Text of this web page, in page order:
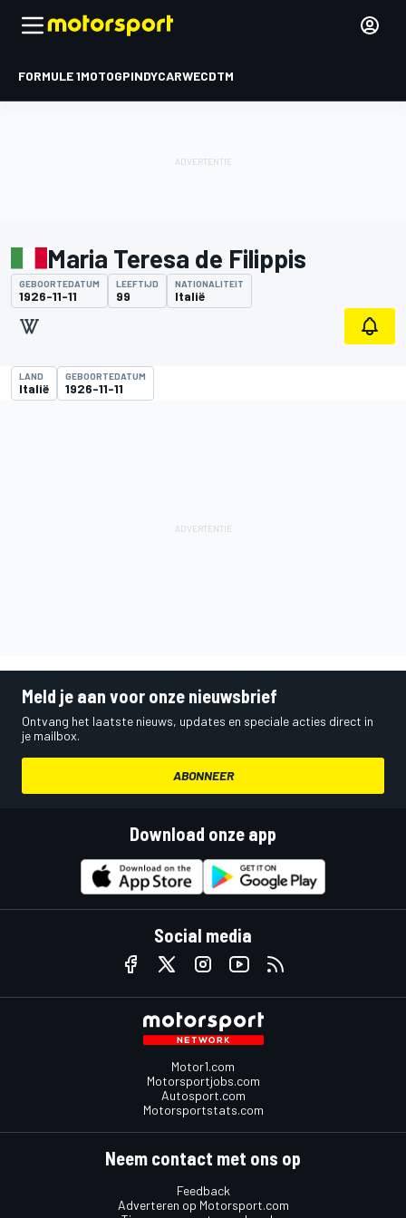
FORMULE 1MOTOGPINDYCARWECDTM
Maria Teresa de Filippis
GEBOORTEDATUM
1926-11-11
LEEFTIJD
99
NATIONALITEIT
Italië
LAND
Italië
GEBOORTEDATUM
1926-11-11
Meld je aan voor onze nieuwsbrief
Ontvang het laatste nieuws, updates en speciale acties direct in
je mailbox.
ABONNEER
Download onze app
Social media
Motor1.com
Motorsportjobs.com
Autosport.com
Motorsportstats.com
Neem contact met ons op
Feedback
Adverteren op Motorsport.com